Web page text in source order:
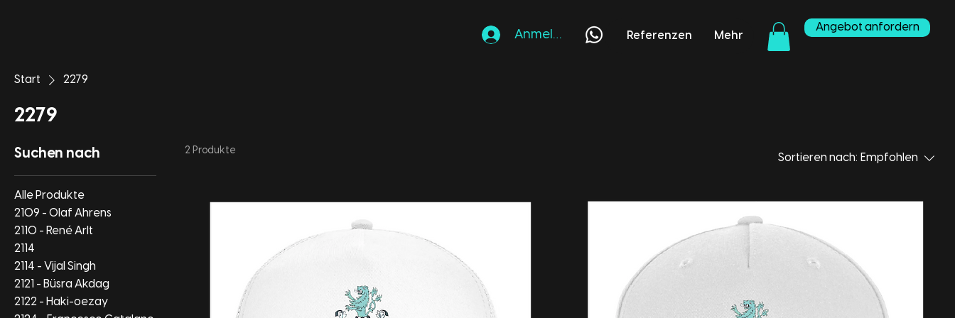
Anmelden Referenzen Mehr
Angebot anfordern
Start 2279
2279
Suchen nach
Alle Produkte
2109 - Olaf Ahrens
2110 - René Arlt
2114
2114 - Vijal Singh
2121 - Büsra Akdag
2122 - Haki-oezay
2 Produkte
Sortieren nach: Empfohlen